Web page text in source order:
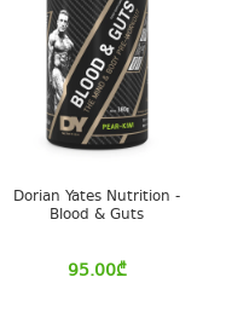
Dorian Yates Nutrition -
Blood & Guts
95.00₾